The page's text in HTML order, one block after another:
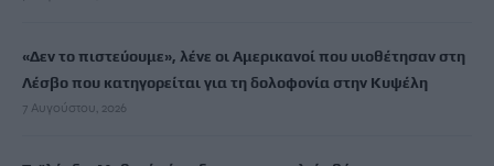
«Δεν το πιστεύουμε», λένε οι Αμερικανοί που υιοθέτησαν στη
Λέσβο που κατηγορείται για τη δολοφονία στην Κυψέλη
7 Αυγούστου, 2026